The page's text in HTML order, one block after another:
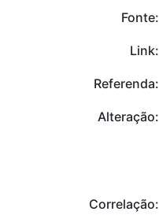
Fonte:
Link:
Referenda:
Alteração:
Correlação: